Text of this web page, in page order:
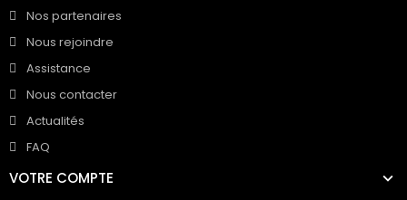
Nos partenaires
Nous rejoindre
Assistance
Nous contacter
Actualités
FAQ
VOTRE COMPTE